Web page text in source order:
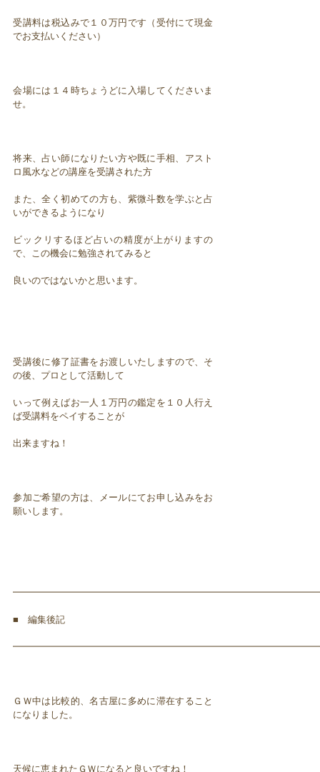
受講料は税込みで１０万円です（受付にて現金
でお支払いください）
会場には１４時ちょうどに入場してくださいま
せ。
将来、占い師になりたい方や既に手相、アスト
ロ風水などの講座を受講された方
また、全く初めての方も、紫微斗数を学ぶと占
いができるようになり
ビックリするほど占いの精度が上がりますの
で、この機会に勉強されてみると
良いのではないかと思います。
受講後に修了証書をお渡しいたしますので、そ
の後、プロとして活動して
いって例えばお一人１万円の鑑定を１０人行え
ば受講料をペイすることが
出来ますね！
参加ご希望の方は、メールにてお申し込みをお
願いします。
■ 編集後記
ＧＷ中は比較的、名古屋に多めに滞在すること
になりました。
天候に恵まれたＧＷになると良いですね！